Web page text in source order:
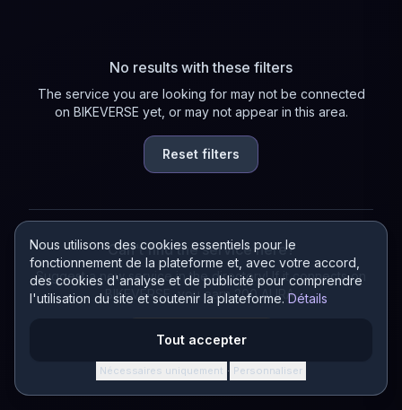
Nous utilisons des cookies essentiels pour le
fonctionnement de la plateforme et, avec votre accord,
des cookies d'analyse et de publicité pour comprendre
l'utilisation du site et soutenir la plateforme. Détails
Tout accepter
Nécessaires uniquement · Personnaliser
No results with these filters
The service you are looking for may not be connected
on BIKEVERSE yet, or may not appear in this area.
Reset filters
Can't find the service here?
Suggest a new service in the directory! If it connects on
BIKEVERSE, you earn 200 AURA.
Suggest a service